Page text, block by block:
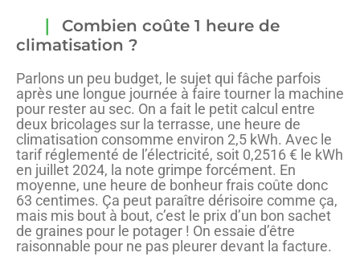
Combien coûte 1 heure de
climatisation ?
Parlons un peu budget, le sujet qui fâche parfois
après une longue journée à faire tourner la machine
pour rester au sec. On a fait le petit calcul entre
deux bricolages sur la terrasse, une heure de
climatisation consomme environ 2,5 kWh. Avec le
tarif réglementé de l’électricité, soit 0,2516 € le kWh
en juillet 2024, la note grimpe forcément. En
moyenne, une heure de bonheur frais coûte donc
63 centimes. Ça peut paraître dérisoire comme ça,
mais mis bout à bout, c’est le prix d’un bon sachet
de graines pour le potager ! On essaie d’être
raisonnable pour ne pas pleurer devant la facture.